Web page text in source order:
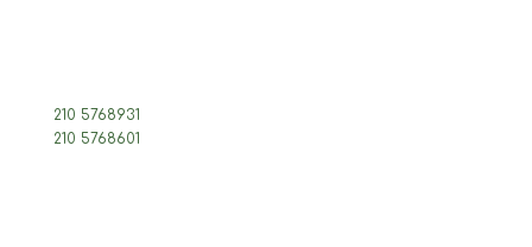
210 5768931
210 5768601